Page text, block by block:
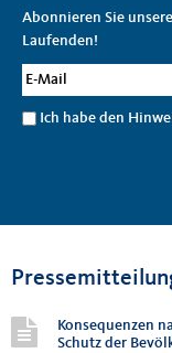
Abonnieren Sie
Laufenden!
Ich habe den
Konsequenzen
Schutz der